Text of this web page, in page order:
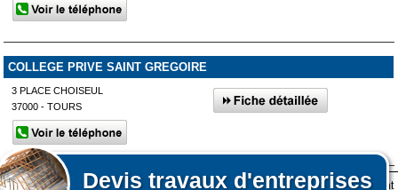
Devis travaux d'entreprises
COLLEGE PRIVE SAINT GREGOIRE
3 PLACE CHOISEUL
37000 - TOURS
Lors de votre visite sur notre site des fichiers informatiques nommés cookies sont